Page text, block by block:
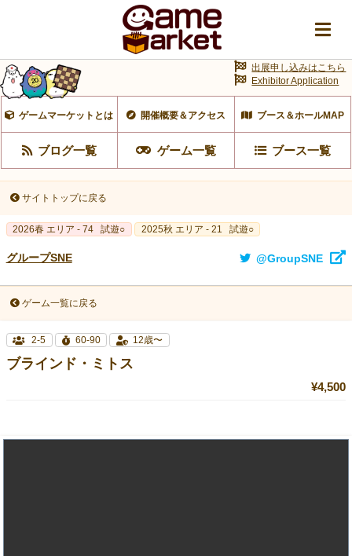
ゲームマーケットとは 開催概要＆アクセス ブース＆ホールMAP
ブログ一覧 ゲーム一覧 ブース一覧
出展申し込みはこちら
Exhibitor Application
サイトトップに戻る
2026春 エリア - 74 試遊○ 2025秋 エリア - 21 試遊○
グループSNE @GroupSNE
ゲーム一覧に戻る
2-5 60-90 12歳〜
ブラインド・ミトス
¥4,500